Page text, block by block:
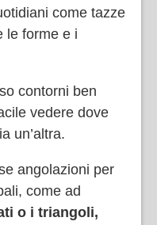
come tazze
le forme e i
contorni ben
vedere dove
un’altra.
angolazioni per
come ad
o i triangoli,